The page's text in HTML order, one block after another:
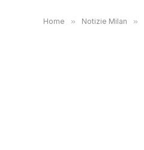
Home » Notizie Milan »